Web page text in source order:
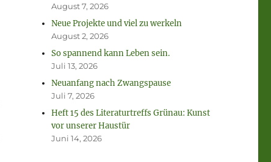
August 7, 2026
Neue Projekte und viel zu werkeln
August 2, 2026
So spannend kann Leben sein.
Juli 13, 2026
Neuanfang nach Zwangspause
Juli 7, 2026
Heft 15 des Literaturtreffs Grünau: Kunst
vor unserer Haustür
Juni 14, 2026